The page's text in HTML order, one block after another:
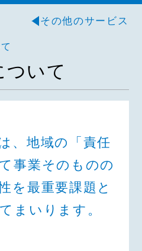
その他のサービス
ついて
、地域の「責任
事業そのものの
を最重要課題と
まいります。